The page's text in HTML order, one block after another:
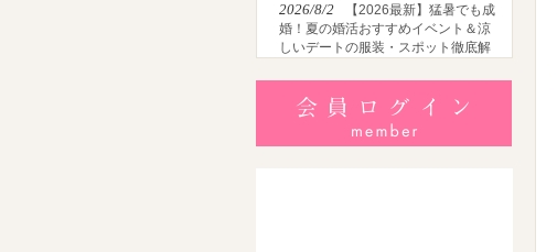
2026/8/2
【2026最新】猛暑でも成
婚！夏の婚活おすすめイベント＆涼
しいデートの服装・スポット徹底解
2026/7/28
【浜松】アラフォー男性
が婚活で無双する3つの戦略！30代後
半・40代からの大人の成婚術